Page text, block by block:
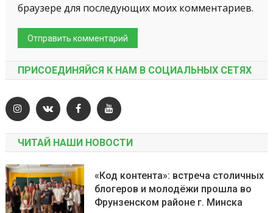
браузере для последующих моих комментариев.
ПРИСОЕДИНЯЙСЯ К НАМ В СОЦИАЛЬНЫХ СЕТЯХ
ЧИТАЙ НАШИ НОВОСТИ
«Код контента»: встреча столичных
блогеров и молодёжи прошла во
Фрунзенском районе г. Минска